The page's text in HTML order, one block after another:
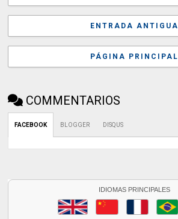
ENTRADA ANTIGUA
PÁGINA PRINCIPAL
COMMENTARIOS
FACEBOOK BLOGGER DISQUS
IDIOMAS PRINCIPALES